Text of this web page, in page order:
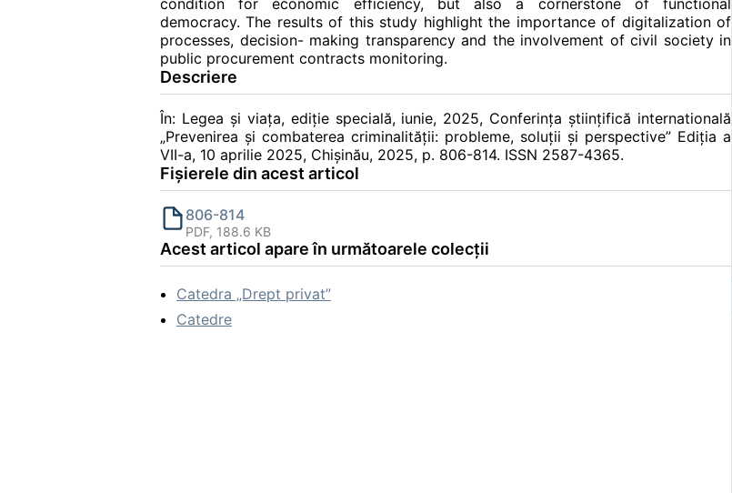
condition for economic efficiency, but also a cornerstone of functional
democracy. The results of this study highlight the importance of digitalization of
processes, decision- making transparency and the involvement of civil society in
public procurement contracts monitoring.
Descriere
În: Legea și viața, ediție specială, iunie, 2025, Conferinţa ştiinţifică internatională
„Prevenirea şi combaterea criminalităţii: probleme, soluţii şi perspective” Ediția a
VII-a, 10 aprilie 2025, Chișinău, 2025, p. 806-814. ISSN 2587-4365.
Fișierele din acest articol
806-814
PDF, 188.6 KB
Acest articol apare în următoarele colecții
Catedra „Drept privat”
Catedre